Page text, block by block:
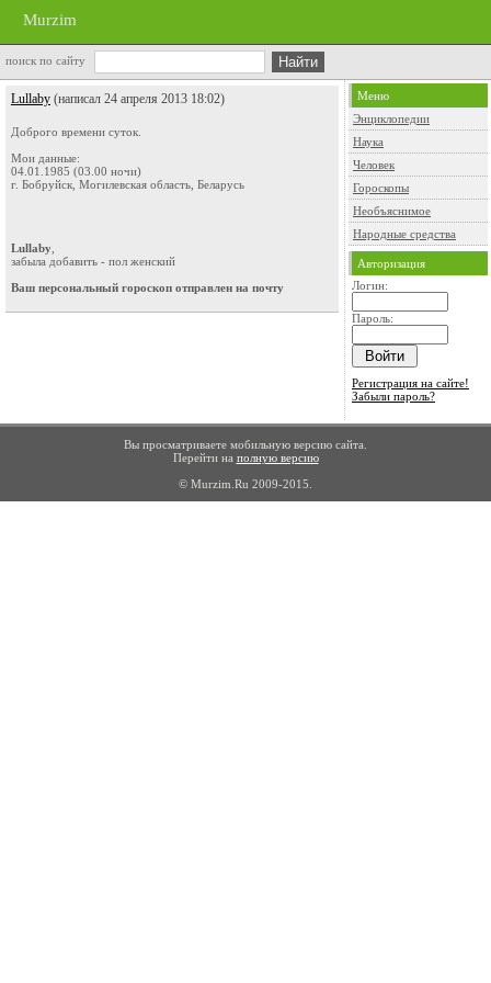
Murzim
поиск по сайту
Lullaby (написал 24 апреля 2013 18:02)
Доброго времени суток.
Мои данные:
04.01.1985 (03.00 ночи)
г. Бобруйск, Могилевская область, Беларусь
Lullaby
забыла добавить - пол женский
Ваш персональный гороскоп отправлен на почту
Меню
Энциклопедии
Наука
Человек
Гороскопы
Необъяснимое
Народные средства
Авторизация
Логин:
Пароль:
Регистрация на сайте!
Забыли пароль?
Вы просматриваете мобильную версию сайта.
Перейти на полную версию
© Murzim.Ru 2009-2015.